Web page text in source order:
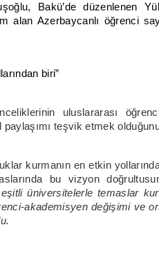
Bakü’de düzenlenen
alan Azerbaycanlı öğrenci
biri”
uluslararası
teşvik etmek
kurmanın en etkin
bu vizyon
üniversitelerle temaslar
akademisyen değişimi ve